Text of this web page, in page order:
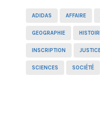
ADIDAS AFFAIRE
GEOGRAPHIE
INSCRIPTION
SCIENCES SOCIÉTÉ